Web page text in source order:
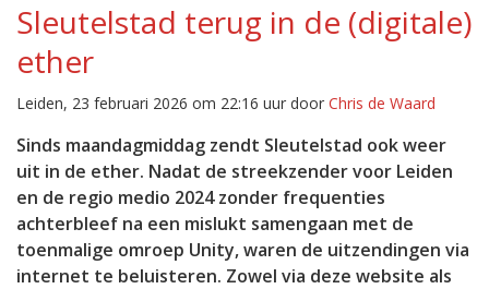
Sleutelstad terug in de (digitale)
ether
Leiden, 23 februari 2026 om 22:16 uur door Chris de Waard
Sinds maandagmiddag zendt Sleutelstad ook weer
uit in de ether. Nadat de streekzender voor Leiden
en de regio medio 2024 zonder frequenties
achterbleef na een mislukt samengaan met de
toenmalige omroep Unity, waren de uitzendingen via
internet te beluisteren. Zowel via deze website als